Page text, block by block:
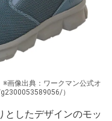
画像出典：ワークマン公式オ
）
としたデザインのモッ